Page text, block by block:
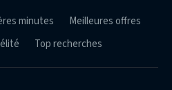
minutes
Meilleures offres
Top recherches